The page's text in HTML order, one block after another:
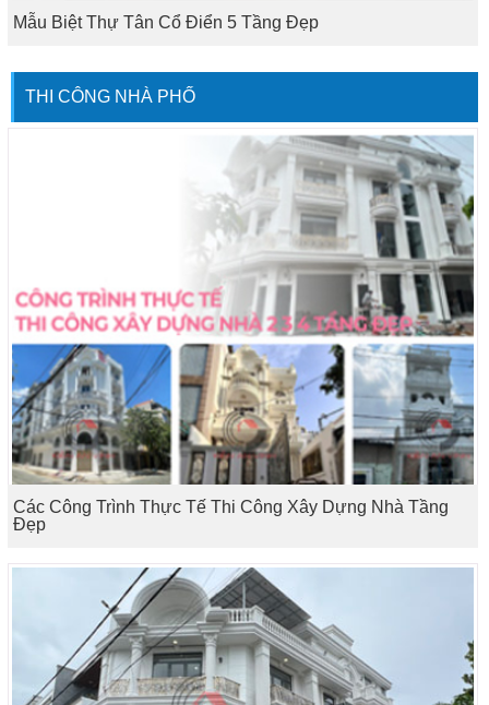
Mẫu Biệt Thự Tân Cổ Điển 5 Tầng Đẹp
THI CÔNG NHÀ PHỐ
Các Công Trình Thực Tế Thi Công Xây Dựng Nhà Tầng
Đẹp